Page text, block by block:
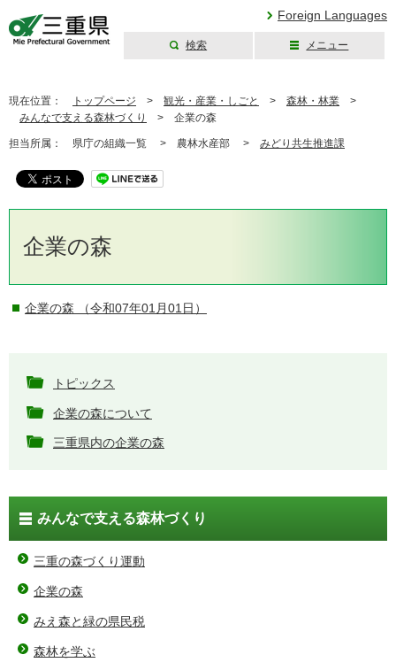
Foreign Languages
検索 メニュー
現在位置： トップページ > 観光・産業・しごと > 森林・林業 >
みんなで支える森林づくり
> 企業の森
担当所属： 県庁の組織一覧 > 農林水産部 > みどり共生推進課
企業の森
企業の森 （令和07年01月01日）
トピックス
企業の森について
三重県内の企業の森
みんなで支える森林づくり
三重の森づくり運動
企業の森
みえ森と緑の県民税
森林を学ぶ